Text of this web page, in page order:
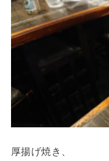
厚揚げ焼き、